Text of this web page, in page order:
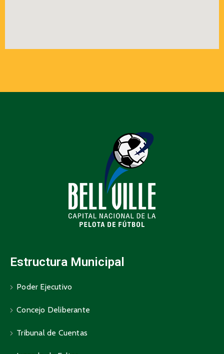
Estructura Municipal
Poder Ejecutivo
Concejo Deliberante
Tribunal de Cuentas